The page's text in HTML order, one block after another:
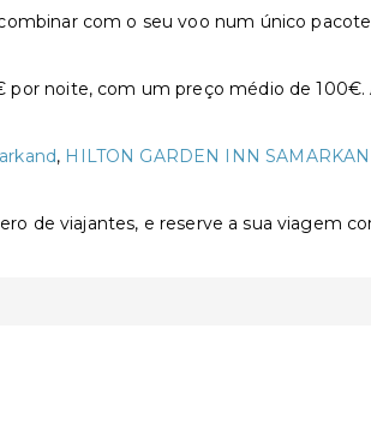
com o seu voo num único
noite, com um preço médio de
, HILTON GARDEN INN
de viajantes, e reserve a sua viagem